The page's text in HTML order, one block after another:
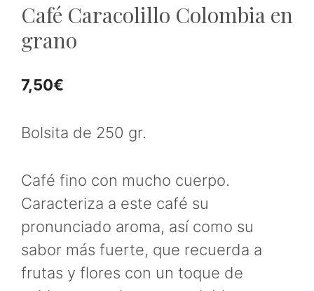
Café Caracolillo Colombia en
grano
7,50€
Bolsita de 250 gr.
Café fino con mucho cuerpo.
Caracteriza a este café su
pronunciado aroma, así como su
sabor más fuerte, que recuerda a
frutas y flores con un toque de